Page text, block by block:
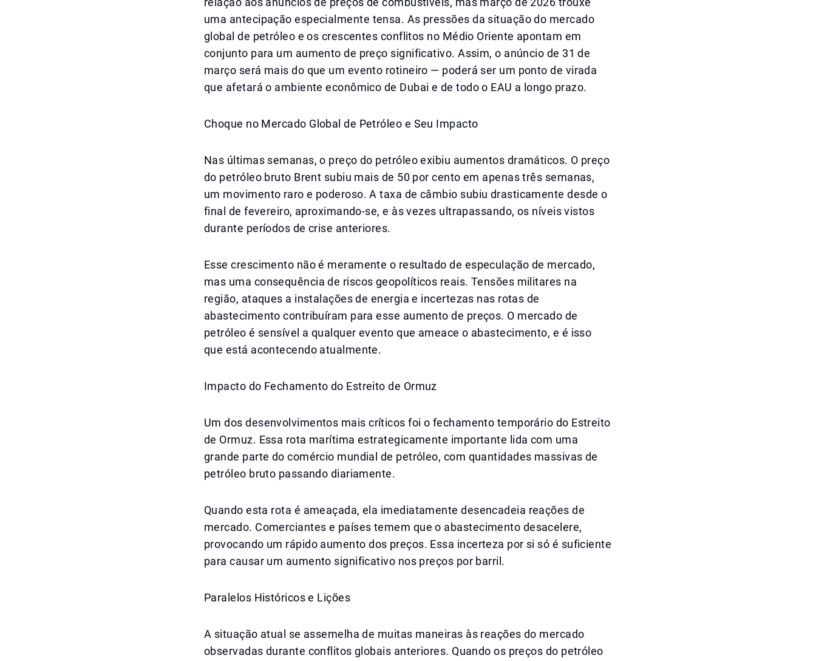
uma antecipação especialmente tensa. As pressões da situação do mercado
global de petróleo e os crescentes conflitos no Médio Oriente apontam em
conjunto para um aumento de preço significativo. Assim, o anúncio de 31 de
março será mais do que um evento rotineiro — poderá ser um ponto de virada
que afetará o ambiente econômico de Dubai e de todo o EAU a longo prazo.
Choque no Mercado Global de Petróleo e Seu Impacto
Nas últimas semanas, o preço do petróleo exibiu aumentos dramáticos. O preço
do petróleo bruto Brent subiu mais de 50 por cento em apenas três semanas,
um movimento raro e poderoso. A taxa de câmbio subiu drasticamente desde o
final de fevereiro, aproximando-se, e às vezes ultrapassando, os níveis vistos
durante períodos de crise anteriores.
Esse crescimento não é meramente o resultado de especulação de mercado,
mas uma consequência de riscos geopolíticos reais. Tensões militares na
região, ataques a instalações de energia e incertezas nas rotas de
abastecimento contribuíram para esse aumento de preços. O mercado de
petróleo é sensível a qualquer evento que ameace o abastecimento, e é isso
que está acontecendo atualmente.
Impacto do Fechamento do Estreito de Ormuz
Um dos desenvolvimentos mais críticos foi o fechamento temporário do Estreito
de Ormuz. Essa rota marítima estrategicamente importante lida com uma
grande parte do comércio mundial de petróleo, com quantidades massivas de
petróleo bruto passando diariamente.
Quando esta rota é ameaçada, ela imediatamente desencadeia reações de
mercado. Comerciantes e países temem que o abastecimento desacelere,
provocando um rápido aumento dos preços. Essa incerteza por si só é suficiente
para causar um aumento significativo nos preços por barril.
Paralelos Históricos e Lições
A situação atual se assemelha de muitas maneiras às reações do mercado
observadas durante conflitos globais anteriores. Quando os preços do petróleo